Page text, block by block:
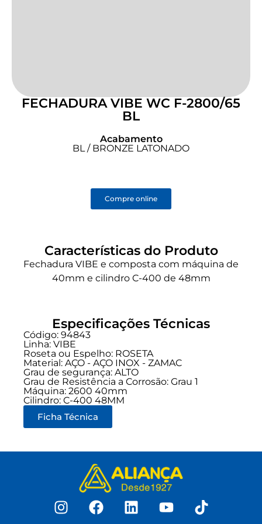
FECHADURA VIBE WC F-2800/65
BL
Acabamento
BL / BRONZE LATONADO
Compre online
Características do Produto
Fechadura VIBE e composta com máquina de
40mm e cilindro C-400 de 48mm
Especificações Técnicas
Código: 94843
Linha: VIBE
Roseta ou Espelho: ROSETA
Material: AÇO - AÇO INOX - ZAMAC
Grau de segurança: ALTO
Grau de Resistência a Corrosão: Grau 1
Máquina: 2600 40mm
Cilindro: C-400 48MM
Ficha Técnica